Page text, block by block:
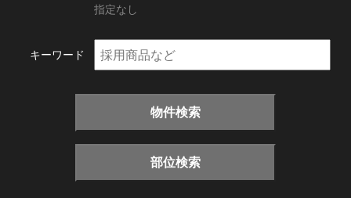
指定なし
キーワード
物件検索
部位検索